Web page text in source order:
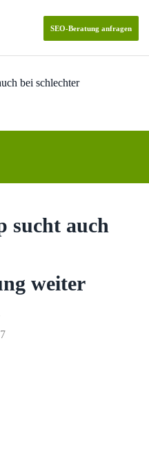
SEO-Beratung anfragen
bei schlechter
sucht auch
weiter